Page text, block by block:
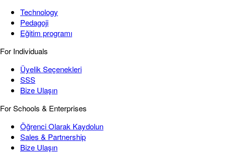
Technology
Pedagoji
Eğitim programı
For Individuals
Üyelik Seçenekleri
SSS
Bize Ulaşın
For Schools & Enterprises
Öğrenci Olarak Kaydolun
Sales & Partnership
Bize Ulaşın